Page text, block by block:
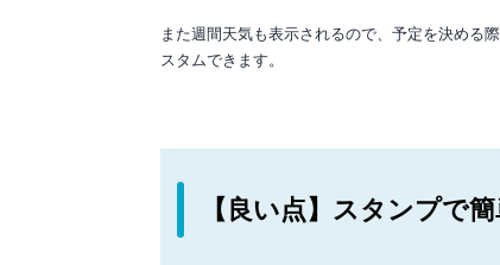
また週間天気も表示されるので、予定を決める
スタムできます。
【良い点】スタンプで